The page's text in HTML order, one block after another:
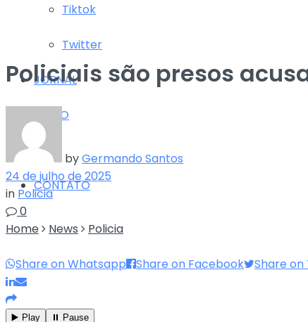
Tiktok
Twitter
JORNAL
RÁDIO
TV
CONTATO
Policiais são presos
byGermando Santos
24 de julho de 2025
in Policia
0
Home
News Policia
Share on Whatsapp Share on Facebook Share
▶️ Play ⏸️ Pause